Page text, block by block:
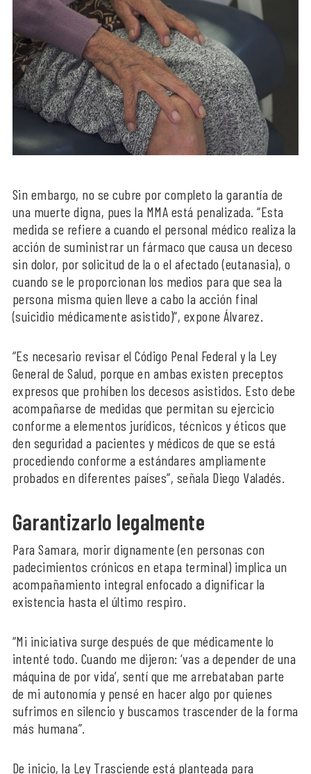
Sin embargo, no se cubre por completo la garantía de
una muerte digna, pues la MMA está penalizada. “Esta
medida se refiere a cuando el personal médico realiza la
acción de suministrar un fármaco que causa un deceso
sin dolor, por solicitud de la o el afectado (eutanasia), o
cuando se le proporcionan los medios para que sea la
persona misma quien lleve a cabo la acción final
(suicidio médicamente asistido)”, expone Álvarez.
“Es necesario revisar el Código Penal Federal y la Ley
General de Salud, porque en ambas existen preceptos
expresos que prohíben los decesos asistidos. Esto debe
acompañarse de medidas que permitan su ejercicio
conforme a elementos jurídicos, técnicos y éticos que
den seguridad a pacientes y médicos de que se está
procediendo conforme a estándares ampliamente
probados en diferentes países”, señala Diego Valadés.
Garantizarlo legalmente
Para Samara, morir dignamente (en personas con
padecimientos crónicos en etapa terminal) implica un
acompañamiento integral enfocado a dignificar la
existencia hasta el último respiro.
“Mi iniciativa surge después de que médicamente lo
intenté todo. Cuando me dijeron: ‘vas a depender de una
máquina de por vida’, sentí que me arrebataban parte
de mi autonomía y pensé en hacer algo por quienes
sufrimos en silencio y buscamos trascender de la forma
más humana”.
De inicio, la Ley Trasciende está planteada para